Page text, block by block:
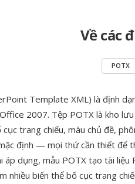
Về các
POTX
Template XML) là định
2007. Tệp POTX là kho
cục trang chiếu, màu chủ đề,
định — mọi thứ cần thiết để
áp dụng, mẫu POTX tạo tài
nhiều biến thể bố cục trang